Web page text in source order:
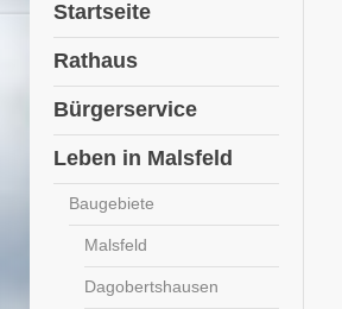
Startseite
Rathaus
Bürgerservice
Leben in Malsfeld
Baugebiete
Malsfeld
Dagobertshausen